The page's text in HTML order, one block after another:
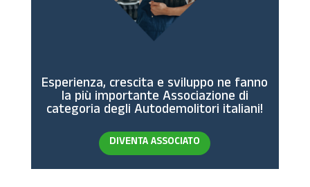
Esperienza, crescita e sviluppo ne fanno
la più importante Associazione di
categoria degli Autodemolitori italiani!
DIVENTA ASSOCIATO